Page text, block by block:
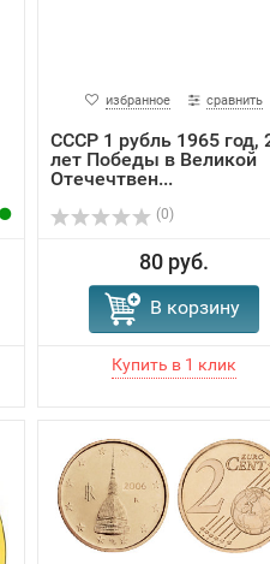
избранное сравнить
СССР 1 рубль 1965 год,
лет Победы в Великой
Отечечтвен...
(0)
80 руб.
В корзину